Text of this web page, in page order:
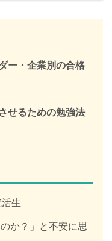
ー・企業別の合格
せるための勉強法
生
か？」と不安に思